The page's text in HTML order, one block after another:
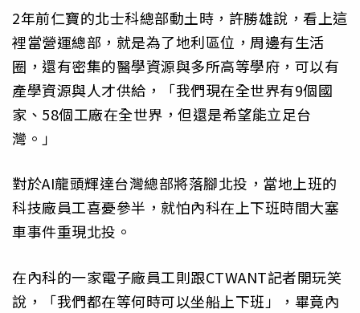
2年前仁寶的北士科總部動土時，許勝雄說，看上這
裡當營運總部，就是為了地利區位，周邊有生活
圈，還有密集的醫學資源與多所高等學府，可以有
產學資源與人才供給，「我們現在全世界有9個國
家、58個工廠在全世界，但還是希望能立足台
灣。」
對於AI龍頭輝達台灣總部將落腳北投，當地上班的
科技廠員工喜憂參半，就怕內科在上下班時間大塞
車事件重現北投。
在內科的一家電子廠員工則跟CTWANT記者開玩笑
說，「我們都在等何時可以坐船上下班」，畢竟內